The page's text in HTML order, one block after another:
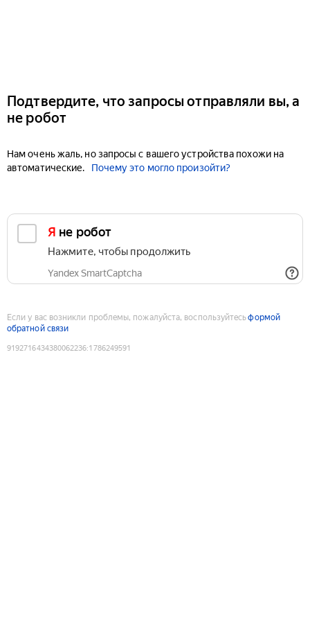
Подтвердите, что запросы отправляли вы, а
не робот
Нам очень жаль, но запросы с вашего устройства похожи на
автоматические.
Почему это могло произойти?
Я не робот
Нажмите, чтобы продолжить
Yandex SmartCaptcha
Если у вас возникли проблемы, пожалуйста, воспользуйтесьформой
обратной связи
9192716434380062236:1786249591